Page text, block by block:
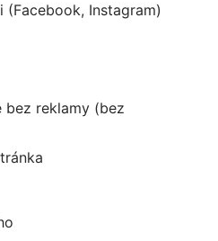
(Facebook, Instagram)
bez reklamy (bez